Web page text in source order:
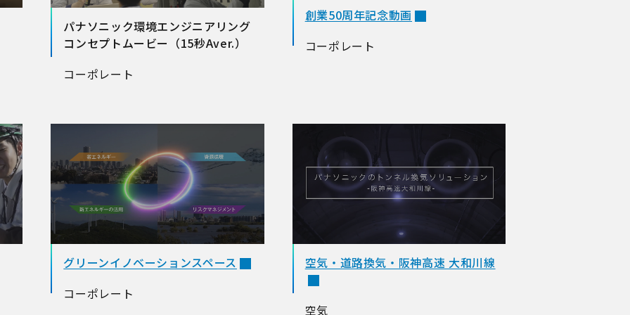
パナソニック環境エンジニアリング
コンセプトムービー（15秒Aver.）
コーポレート
創業50周年記念動画
コーポレート
グリーンイノベーションスペース
コーポレート
空気・道路換気・阪神高速 大和川線
空気